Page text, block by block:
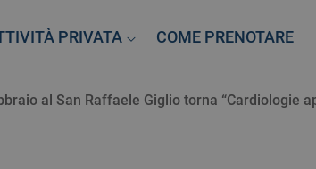
PRIVATA COME PRENOTARE
al San Raffaele Giglio torna “Cardiologie